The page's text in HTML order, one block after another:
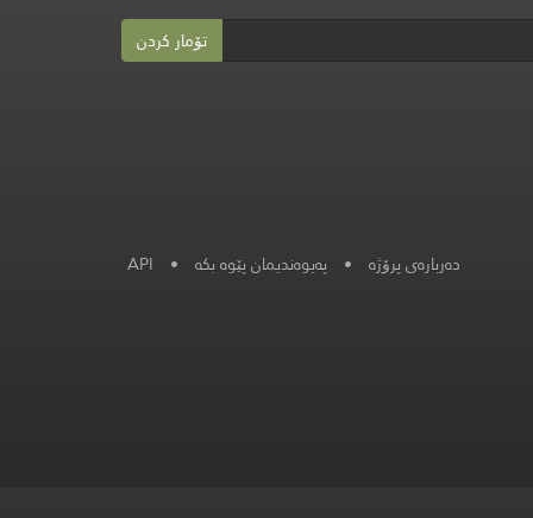
تۆمار کردن
دەربارەی پرۆژە • په‌یوه‌ندیمان پێوه‌ بكه‌ •
API